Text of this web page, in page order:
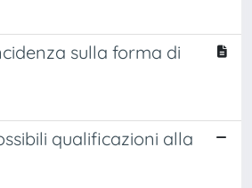
sulla forma di
qualificazioni alla